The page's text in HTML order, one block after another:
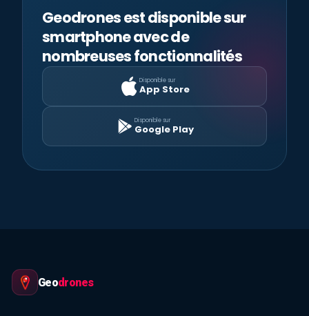
Geodrones est disponible sur
smartphone avec de
nombreuses fonctionnalités
Disponible sur
App Store
Disponible sur
Google Play
Geodrones